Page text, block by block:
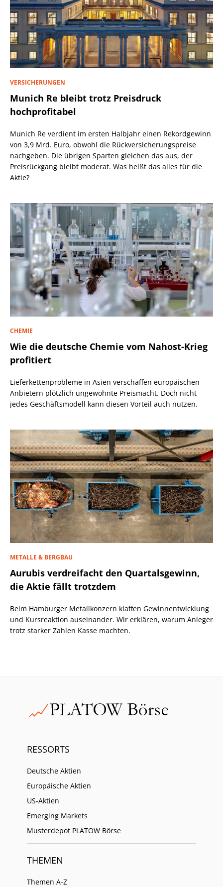
VERSICHERUNGEN
Munich Re bleibt trotz Preisdruck
hochprofitabel
Munich Re verdient im ersten Halbjahr einen Rekordgewinn
von 3,9 Mrd. Euro, obwohl die Rückversicherungspreise
nachgeben. Die übrigen Sparten gleichen das aus, der
Preisrückgang bleibt moderat. Was heißt das alles für die
Aktie?
CHEMIE
Wie die deutsche Chemie vom Nahost-Krieg
profitiert
Lieferkettenprobleme in Asien verschaffen europäischen
Anbietern plötzlich ungewohnte Preismacht. Doch nicht
jedes Geschäftsmodell kann diesen Vorteil auch nutzen.
METALLE & BERGBAU
Aurubis verdreifacht den Quartalsgewinn,
die Aktie fällt trotzdem
Beim Hamburger Metallkonzern klaffen Gewinnentwicklung
und Kursreaktion auseinander. Wir erklären, warum Anleger
trotz starker Zahlen Kasse machten.
RESSORTS
Deutsche Aktien
Europäische Aktien
US-Aktien
Emerging Markets
Musterdepot PLATOW Börse
THEMEN
Themen A-Z